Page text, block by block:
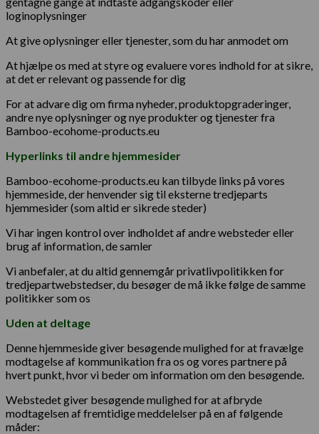
loginoplysninger
At give oplysninger eller tjenester, som du har anmodet om
At hjælpe os med at styre og evaluere vores indhold for at sikre,
at det er relevant og passende for dig
For at advare dig om firma nyheder, produktopgraderinger,
andre nye oplysninger og nye produkter og tjenester fra
Bamboo-ecohome-products.eu
Hyperlinks til andre hjemmesider
Bamboo-ecohome-products.eu kan tilbyde links på vores
hjemmeside, der henvender sig til eksterne tredjeparts
hjemmesider (som altid er sikrede steder)
Vi har ingen kontrol over indholdet af andre websteder eller
brug af information, de samler
Vi anbefaler, at du altid gennemgår privatlivpolitikken for
tredjepartwebstedser, du besøger de må ikke følge de samme
politikker som os
Uden at deltage
Denne hjemmeside giver besøgende mulighed for at fravælge
modtagelse af kommunikation fra os og vores partnere på
hvert punkt, hvor vi beder om information om den besøgende.
Webstedet giver besøgende mulighed for at afbryde
modtagelsen af ​​fremtidige meddelelser på en af ​​følgende
måder: